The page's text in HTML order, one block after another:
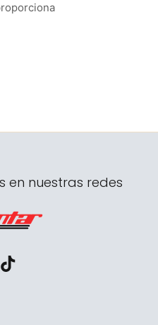
en nuestras redes